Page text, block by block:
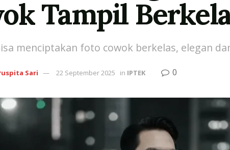
Tampil
menciptakan foto cowok berkelas, elegan
Sari 22 September 2025 in IPTEK 0